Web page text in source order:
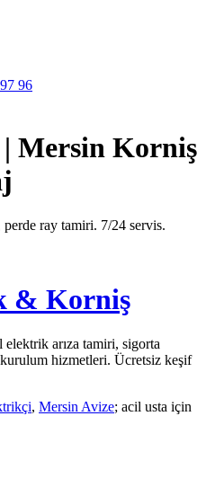
96
| Mersin Korniş
ray tamiri. 7/24 servis.
& Korniş
arıza tamiri, sigorta
hizmetleri. Ücretsiz keşif
, Mersin Avize; acil usta için